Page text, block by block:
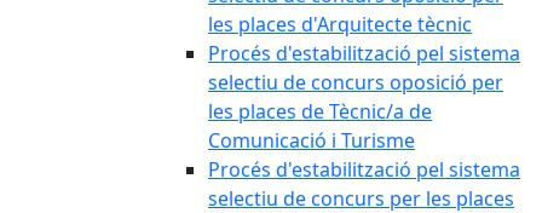
les places d'Arquitecte tècnic
Procés d'estabilització pel sistema
selectiu de concurs oposició per
les places de Tècnic/a de
Comunicació i Turisme
Procés d'estabilització pel sistema
selectiu de concurs per les places